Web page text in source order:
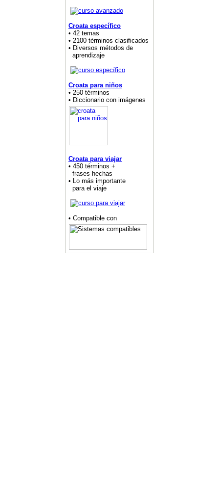
Croata específico
• 42 temas
• 2100 términos clasificados
• Diversos métodos de
aprendizaje
Croata para niños
• 250 términos
• Diccionario con imágenes
Croata para viajar
• 450 términos +
frases hechas
• Lo más importante
para el viaje
• Compatible con